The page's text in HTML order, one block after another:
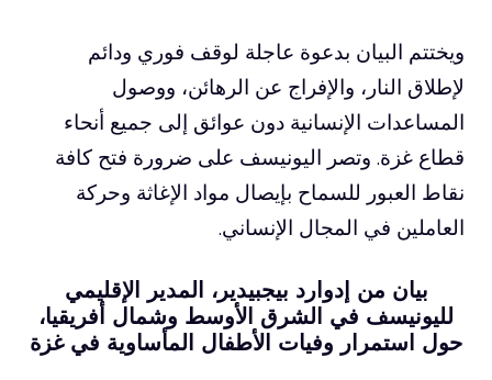
ويختتم البيان بدعوة عاجلة لوقف فوري ودائم
لإطلاق النار، والإفراج عن الرهائن، ووصول
المساعدات الإنسانية دون عوائق إلى جميع أنحاء
قطاع غزة. وتصر اليونيسف على ضرورة فتح كافة
نقاط العبور للسماح بإيصال مواد الإغاثة وحركة
العاملين في المجال الإنساني.
بيان من إدوارد بيجبيدير، المدير الإقليمي
لليونيسف في الشرق الأوسط وشمال أفريقيا،
حول استمرار وفيات الأطفال المأساوية في غزة